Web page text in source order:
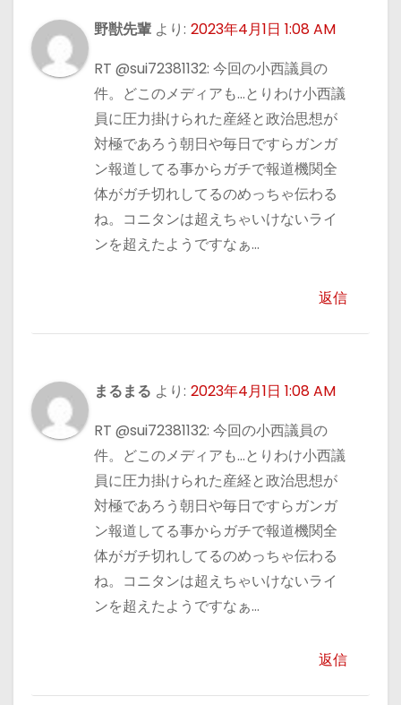
野獣先輩 より: 2023年4月1日 1:08 AM
RT @sui72381132: 今回の小西議員の
件。どこのメディアも…とりわけ小西議
員に圧力掛けられた産経と政治思想が
対極であろう朝日や毎日ですらガンガ
ン報道してる事からガチで報道機関全
体がガチ切れしてるのめっちゃ伝わる
ね。コニタンは超えちゃいけないライ
ンを超えたようですなぁ…
返信
まるまる より: 2023年4月1日 1:08 AM
RT @sui72381132: 今回の小西議員の
件。どこのメディアも…とりわけ小西議
員に圧力掛けられた産経と政治思想が
対極であろう朝日や毎日ですらガンガ
ン報道してる事からガチで報道機関全
体がガチ切れしてるのめっちゃ伝わる
ね。コニタンは超えちゃいけないライ
ンを超えたようですなぁ…
返信